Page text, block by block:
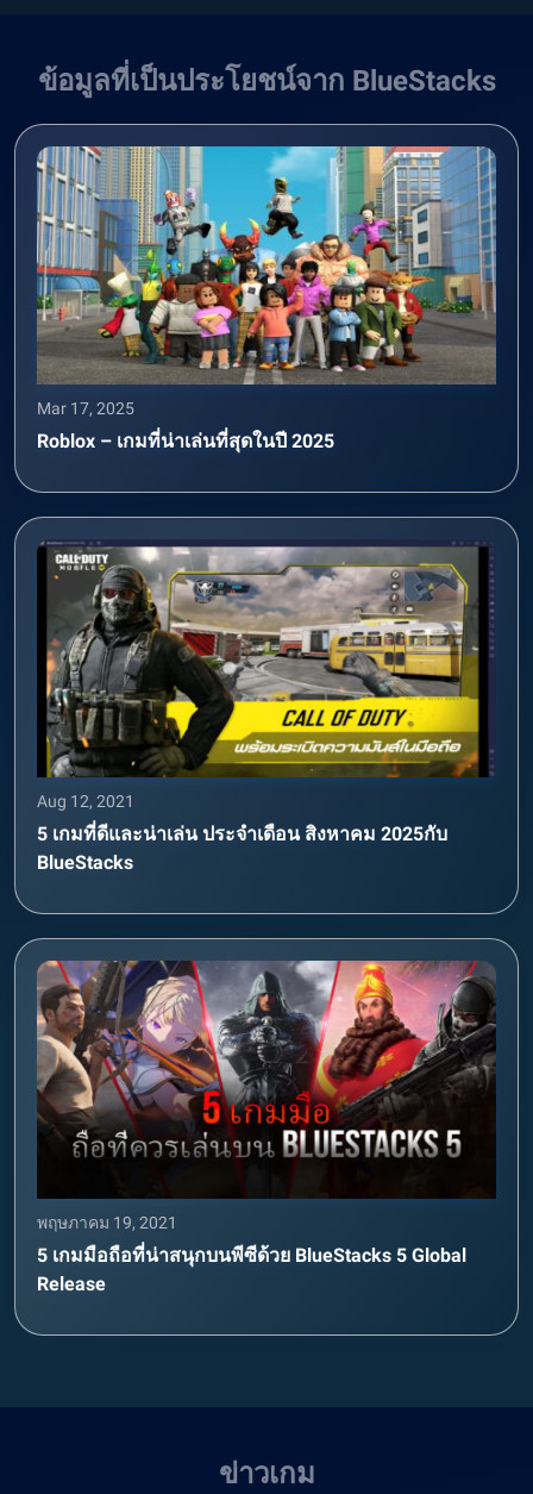
ข้อมูลที่เป็นประโยชน์จาก BlueStacks
Mar 17, 2025
Roblox – เกมที่น่าเล่นที่สุดในปี 2025
Aug 12, 2021
5 เกมที่ดีและน่าเล่น ประจำเดือน สิงหาคม 2025กับ
BlueStacks
พฤษภาคม 19, 2021
5 เกมมือถือที่น่าสนุกบนพีซีด้วย BlueStacks 5 Global
Release
ข่าวเกม